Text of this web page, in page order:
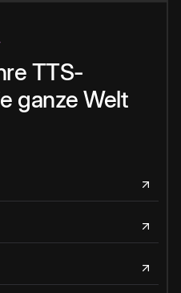
TTS-
ganze Welt